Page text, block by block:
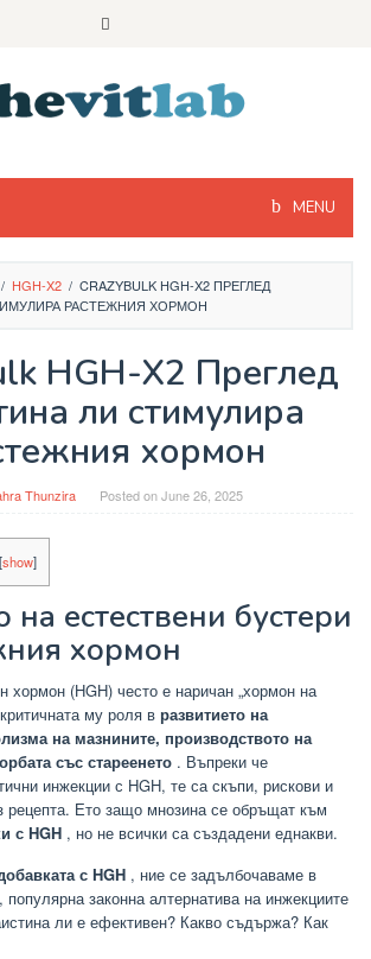
MENU
/ HGH-X2 / CRAZYBULK HGH-X2 ПРЕГЛЕД
РАСТЕЖНИЯ ХОРМОН
HGH-X2 Преглед
ли стимулира
хормон
Thunzira Posted onJune 26, 2025
[show]
на естествени бустери
хормон
хормон (HGH) често е наричан „хормон на
му роля в развитието на
на мазнините, производството на
със стареенето . Въпреки че
инжекции с HGH, те са скъпи, рискови и
рецепта. Ето защо мнозина се обръщат към
с HGH , но не всички са създадени еднакви.
с HGH , ние се задълбочаваме в
, популярна законна алтернатива на инжекциите
ли е ефективен? Какво съдържа? Как